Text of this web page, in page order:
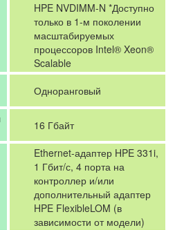
HPE NVDIMM-N *Доступно
только в 1-м поколении
масштабируемых
процессоров Intel® Xeon®
Scalable
Одноранговый
16 Гбайт
Ethernet-адаптер HPE 331i,
1 Гбит/с, 4 порта на
контроллер и/или
дополнительный адаптер
HPE FlexibleLOM (в
зависимости от модели)